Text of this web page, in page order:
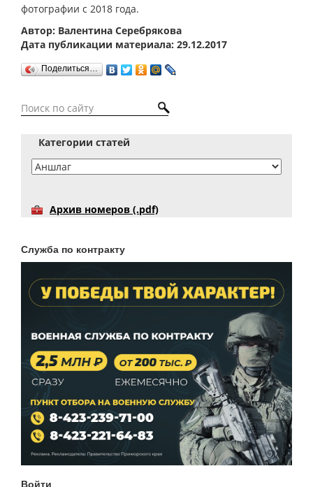
фотографии с 2018 года.
Автор: Валентина Серебрякова
Дата публикации материала: 29.12.2017
Поделиться…
Категории статей
Архив номеров (.pdf)
Служба по контракту
Войти